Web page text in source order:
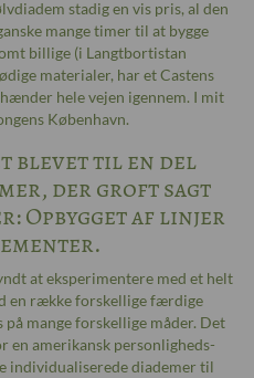
stadig en vis pris, al den
mange timer til at bygge
billige (i Langtbortistan
materialer, har et Castens
hele vejen igennem. I mit
København.
blevet til en del
der groft sagt
Opbygget af linjer
at eksperimentere med et helt
en række forskellige færdige
mange forskellige måder. Det
en amerikansk personligheds-
individualiserede diademer til